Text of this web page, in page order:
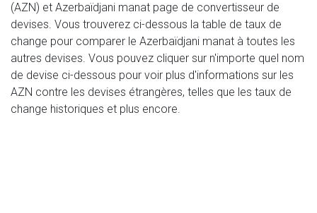
(AZN) et Azerbaïdjani manat page de convertisseur de
devises. Vous trouverez ci-dessous la table de taux de
change pour comparer le Azerbaïdjani manat à toutes les
autres devises. Vous pouvez cliquer sur n'importe quel nom
de devise ci-dessous pour voir plus d'informations sur les
AZN contre les devises étrangères, telles que les taux de
change historiques et plus encore.